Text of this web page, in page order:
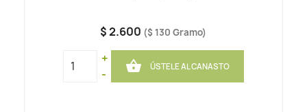
$ 2.600 ($ 130 Gramo)
+
-
 ÚSTELE AL CANASTO